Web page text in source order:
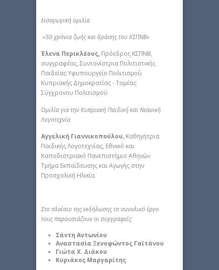
Εισαγωγική ομιλία
«50 χρόνια ζωής και δράσης του ΚΣΠΝΒ»
Έλενα Περικλέους, Πρόεδρος ΚΣΠΝΒ,
συγγραφέας, Συντονίστρια Πολιτιστικής
Παιδείας Υφυπουργείο Πολιτισμού
Κυπριακής Δημοκρατίας - Τομέας
Σύγχρονου Πολιτισμού
Ομιλία για την Κυπριακή Παιδική και Νεανική
Λογοτεχνία
Αγγελική Γιαννικοπούλου, Καθηγήτρια
Παιδικής Λογοτεχνίας, Εθνικό και
Καποδιστριακό Πανεπιστήμιο Αθηνών
Τμήμα Εκπαίδευσης και Αγωγής στην
Προσχολική Ηλικία
Στο πλαίσιο της εκδήλωσηςτο συνολικό έργο
τους παρουσιάζουν οι συγγραφείς:
Σάντη Αντωνίου
Αναστασία Ξενοφώντος Γαϊτάνου
Γιώτα Χ. Διάκου
Κυριάκος Μαργαρίτης